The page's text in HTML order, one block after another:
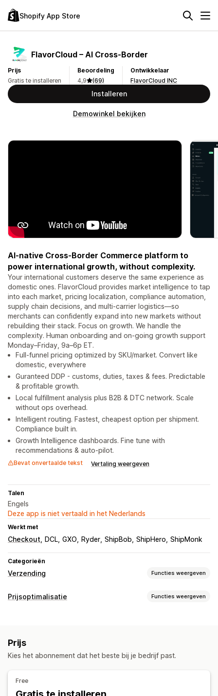
Shopify App Store
FlavorCloud – AI Cross‑Border
Prijs
Gratis te installeren
Beoordeling
4,9
(69)
Ontwikkelaar
FlavorCloud INC
Installeren
Demowinkel bekijken
AI-native Cross-Border Commerce platform to
power international growth, without complexity.
Your international customers deserve the same experience as
domestic ones. FlavorCloud provides market intelligence to tap
into each market, pricing localization, compliance automation,
supply chain decisions, and multi-carrier logistics—so
merchants can confidently expand into new markets without
rebuilding their stack. Focus on growth. We handle the
complexity. Human onboarding and on-going growth support
Monday–Friday, 9a–6p ET.
Full-funnel pricing optimized by SKU/market. Convert like
domestic, everywhere
Guranteed DDP - customs, duties, taxes & fees. Predictable
& profitable growth.
Local fulfillment analysis plus B2B & DTC network. Scale
without ops overhead.
Intelligent routing. Fastest, cheapest option per shipment.
Compliance built in.
Growth Intelligence dashboards. Fine tune with
recommendations & auto-pilot.
Bevat onvertaalde tekst Vertaling weergeven
Talen
Engels
Deze app is niet vertaald in het Nederlands
Werkt met
Checkout DCL GXO Ryder ShipBob ShipHero ShipMonk
Categorieën
Verzending Functies weergeven
Labels en verpakking
Vervoerdersselectie
Synchronisatie van bestellingen
Trackingpagina met eigen merk
Prijsoptimalisatie Functies weergeven
Aangepaste prijzen
Prijs
Kies het abonnement dat het beste bij je bedrijf past.
Free